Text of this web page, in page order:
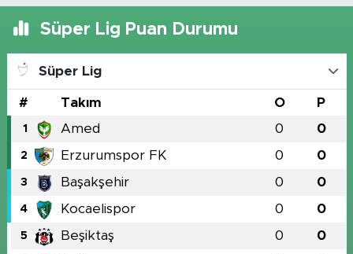
Süper Lig Puan Durumu
Süper Lig
# Takım O P
1 Amed 0 0
2 Erzurumspor FK 0 0
3 Başakşehir 0 0
4 Kocaelispor 0 0
5 Beşiktaş 0 0